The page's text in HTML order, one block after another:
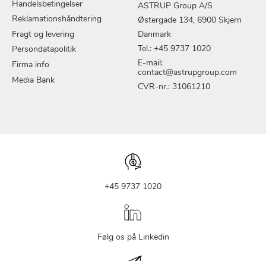
Handelsbetingelser
Reklamationshåndtering
Fragt og levering
Persondatapolitik
Firma info
Media Bank
ASTRUP Group A/S
Østergade 134, 6900 Skjern
Danmark
Tel.: +45 9737 1020
E-mail:
contact@astrupgroup.com
CVR-nr.: 31061210
+45 9737 1020
Følg os på Linkedin